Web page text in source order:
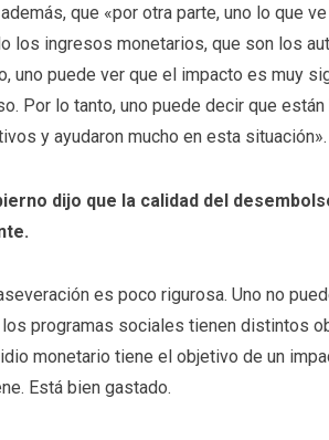
que «por otra parte, uno lo que
los ingresos monetarios, que son los
uno puede ver que el impacto es muy
Por lo tanto, uno puede decir que
y ayudaron mucho en esta situación».
dijo que la calidad del
es poco rigurosa. Uno no
los programas sociales tienen distintos
monetario tiene el objetivo de un
Está bien gastado.